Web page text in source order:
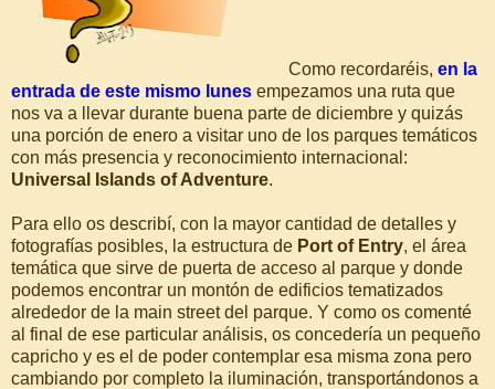
Como recordaréis, en la
entrada de este mismo lunes empezamos una ruta que
nos va a llevar durante buena parte de diciembre y quizás
una porción de enero a visitar uno de los parques temáticos
con más presencia y reconocimiento internacional:
Universal Islands of Adventure.
Para ello os describí, con la mayor cantidad de detalles y
fotografías posibles, la estructura de Port of Entry, el área
temática que sirve de puerta de acceso al parque y donde
podemos encontrar un montón de edificios tematizados
alrededor de la main street del parque. Y como os comenté
al final de ese particular análisis, os concedería un pequeño
capricho y es el de poder contemplar esa misma zona pero
cambiando por completo la iluminación, transportándonos a